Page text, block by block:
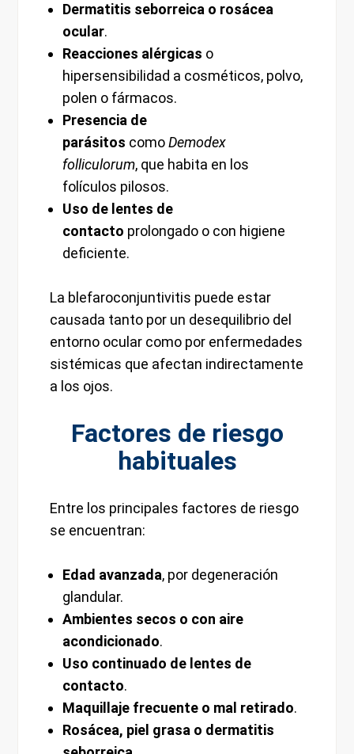
Dermatitis seborreica o rosácea
ocular.
Reacciones alérgicas o
hipersensibilidad a cosméticos, polvo,
polen o fármacos.
Presencia de
parásitos comoDemodex
folliculorum, que habita en los
folículos pilosos.
Uso de lentes de
contacto prolongado o con higiene
deficiente.
La blefaroconjuntivitis puede estar
causada tanto por un desequilibrio del
entorno ocular como por enfermedades
sistémicas que afectan indirectamente
a los ojos.
Factores de riesgo
habituales
Entre los principales factores de riesgo
se encuentran:
Edad avanzada, por degeneración
glandular.
Ambientes secos o con aire
acondicionado.
Uso continuado de lentes de
contacto.
Maquillaje frecuente o mal retirado.
Rosácea, piel grasa o dermatitis